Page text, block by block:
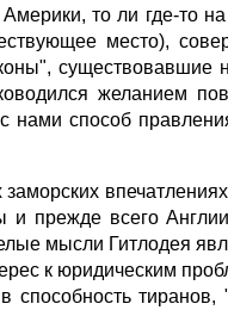
то ли где-то
место),
существовавшие
желанием
нами способ
прежде всего
мысли Гитлодея
к юридическим